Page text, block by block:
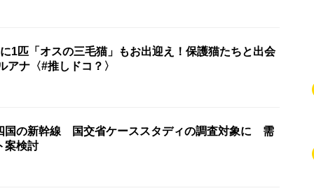
1匹「オスの三毛猫」もお出迎え！保護猫たちと出会
アナ〈#推しドコ？〉
国の新幹線 国交省ケーススタディの調査対象に 需
案検討